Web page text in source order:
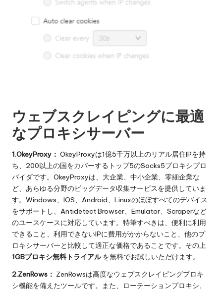
ウェブスクレイピングに最適
なプロキシサーバー
1.OkeyProxy： OkeyProxyは1億5千万以上のリアル居住IPを持
ち、200以上の国をカバーするトップ5のSocks5プロキシプロ
バイダです。OkeyProxyは、大企業、中小企業、零細企業な
ど、あらゆる分野のビッグデータ収集サービスを提供していま
す。Windows、IOS、Android、Linuxのほぼすべてのデバイス
をサポートし、Antidetect Browser、Emulator、Scraperなど
のユースケースに対応しています。特筆すべきは、便利に利用
できること、利用できないIPに費用がかからないこと、他のプ
ロキシサーバーと比較して適正な価格であることです。その上
1GBプロキシ無料トライアルを無料でお試しいただけます。
2.ZenRows： ZenRowsは高度なウェブスクレイピングプロキ
シ機能を備えたツールです。また、ローテーションプロキシ、